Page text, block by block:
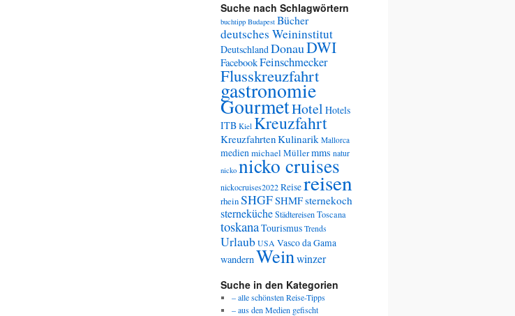
Suche nach Schlagwörtern
buchtipp Budapest Bücher
deutsches Weininstitut
DeutschlandDonauDWI
FacebookFeinschmecker
Flusskreuzfahrt
gastronomie
GourmetHotel Hotels
ITB Kiel Kreuzfahrt
KreuzfahrtenKulinarik Mallorca
medienmichael Müllermms natur
nicko nicko cruises
nickocruises2022Reisereisen
rheinSHGFSHMFsternekoch
sternekücheStädtereisenToscana
toskanaTourismus Trends
Urlaub USA Vasco da Gama
wandernWeinwinzer
Suche in den Kategorien
– alle schönsten Reise-Tipps
– aus den Medien gefischt